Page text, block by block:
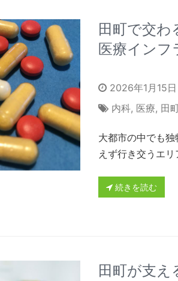
田町で交わ
医療インフ
2026年1月15日
内科, 医療, 田
大都市の中でも
えず行き交うエリ
続きを読む
田町が支え